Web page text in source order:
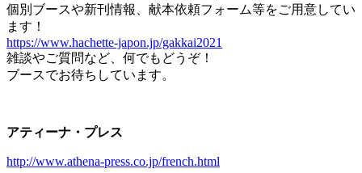
個別ブースや新刊情報、献本依頼フォーム等をご用意してい
ます！
https://www.hachette-japon.jp/gakkai2021
雑談やご質問など、何でもどうぞ！
ブースでお待ちしています。
アティーナ・プレス
http://www.athena-press.co.jp/french.html